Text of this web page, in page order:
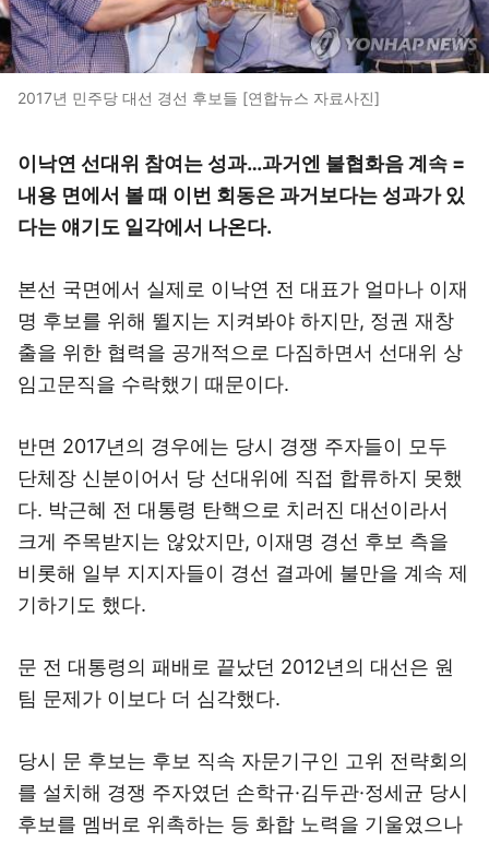
2017년 민주당 대선 경선 후보들 [연합뉴스 자료사진]
이낙연 선대위 참여는 성과…과거엔 불협화음 계속 =
내용 면에서 볼 때 이번 회동은 과거보다는 성과가 있
다는 얘기도 일각에서 나온다.
본선 국면에서 실제로 이낙연 전 대표가 얼마나 이재
명 후보를 위해 뛸지는 지켜봐야 하지만, 정권 재창
출을 위한 협력을 공개적으로 다짐하면서 선대위 상
임고문직을 수락했기 때문이다.
반면 2017년의 경우에는 당시 경쟁 주자들이 모두
단체장 신분이어서 당 선대위에 직접 합류하지 못했
다. 박근혜 전 대통령 탄핵으로 치러진 대선이라서
크게 주목받지는 않았지만, 이재명 경선 후보 측을
비롯해 일부 지지자들이 경선 결과에 불만을 계속 제
기하기도 했다.
문 전 대통령의 패배로 끝났던 2012년의 대선은 원
팀 문제가 이보다 더 심각했다.
당시 문 후보는 후보 직속 자문기구인 고위 전략회의
를 설치해 경쟁 주자였던 손학규·김두관·정세균 당시
후보를 멤버로 위촉하는 등 화합 노력을 기울였으나